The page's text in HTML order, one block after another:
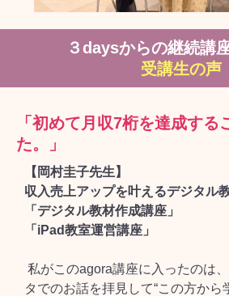
３daysからの継続講
受講生の声
「初めて月収7桁を達成する
た。」
【岡村圭子先生】
収入売上アップを叶えるデジタル
「デジタル教材作成講座」
「iPad教室運営講座」
私がこのagora講座に入ったのは
タでのお話を拝見して“この方から